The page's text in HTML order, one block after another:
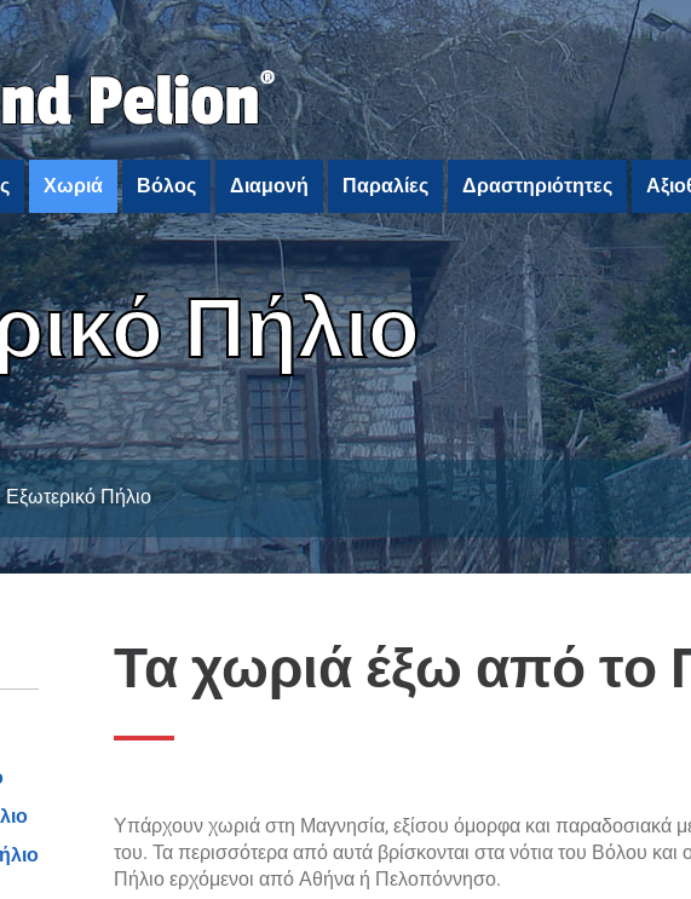
Χωριά Βόλος Διαμονή Παραλίες Δραστηριότητες
Πήλιο
Εξωτερικό Πήλιο
Τα χωριά έξω από το
Υπάρχουν χωριά στη Μαγνησία, εξίσου όμορφα και παραδοσιακά
του. Τα περισσότερα από αυτά βρίσκονται στα νότια του Βόλου και
Πήλιο ερχόμενοι από Αθήνα ή Πελοπόννησο.